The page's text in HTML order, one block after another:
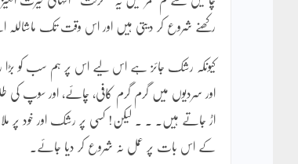
رکھنے شروع کر دیتی ہیں اور اس وقت تک ماشاللہ
کیونکہ رشک جائز ہے اس لیے اس پر ہم سب کو بڑا
اور سردیوں میں گرم گرم کافی، چائے، اور سوپ کی
اڑ جاتے ہیں۔ ۔ ۔ لیکن! کسی پر رشک اور خود پر
کے اس بات پر عمل نہ شروع کر دیا جائے۔